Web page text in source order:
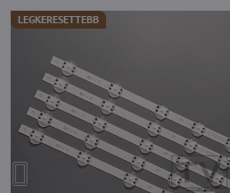
LEGKERESETTEBB